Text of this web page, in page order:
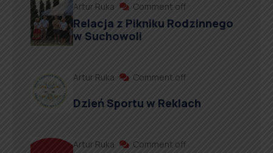
Artur Ruka Comment off
Relacja z Pikniku Rodzinnego
w Suchowoli
Artur Ruka Comment off
Dzień Sportu w Reklach
Artur Ruka Comment off